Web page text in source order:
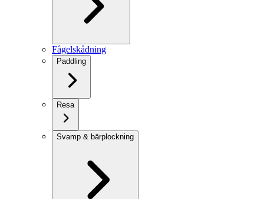
Fågelskådning
Paddling
Resa
Svamp & bärplockning